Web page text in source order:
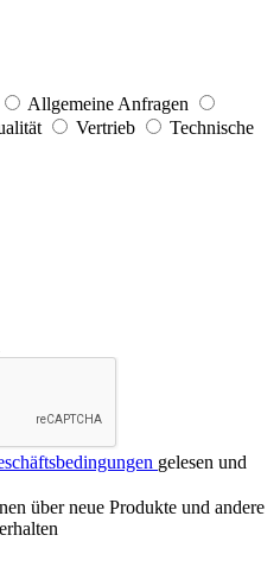
Allgemeine Anfragen
Vertrieb
Technische
gelesen und
über neue Produkte und andere